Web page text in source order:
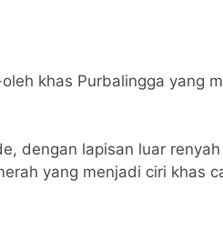
khas Purbalingga yang
dengan lapisan luar
yang menjadi ciri khas